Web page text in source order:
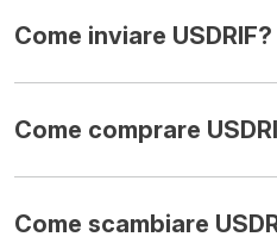
Come inviare USDRIF?
Come comprare
Come scambiare